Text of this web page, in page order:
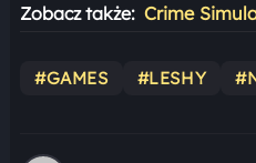
Zobacz także: Crime
#GAMES #LESHY